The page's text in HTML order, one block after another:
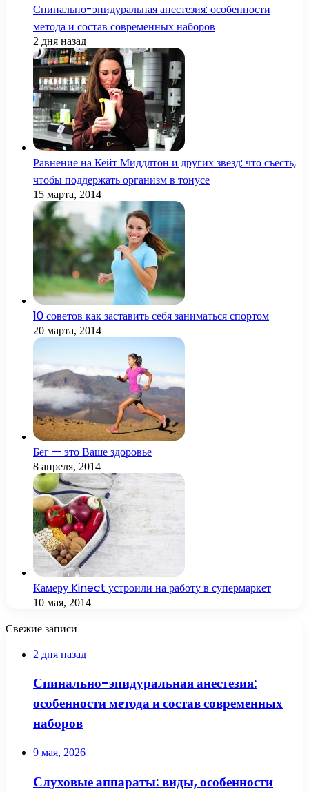
Спинально-эпидуральная анестезия: особенности
метода и состав современных наборов
2 дня назад
Равнение на Кейт Миддлтон и других звезд: что съесть,
чтобы поддержать организм в тонусе
15 марта, 2014
10 советов как заставить себя заниматься спортом
20 марта, 2014
Бег — это Ваше здоровье
8 апреля, 2014
Камеру Kinect устроили на работу в супермаркет
10 мая, 2014
Свежие записи
2 дня назад
Спинально-эпидуральная анестезия:
особенности метода и состав современных
наборов
9 мая, 2026
Слуховые аппараты: виды, особенности